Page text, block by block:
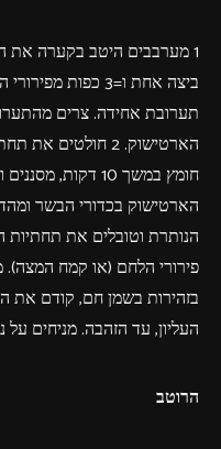
1 מערבבים היטב בקערה את
ביצה אחת ו=3
תערובת אחידה. צרים
הארטישוק. 2
חומץ במשך 10
הנותרת וטובלים את
פירורי הלחם (או קמח
בזהירות בשמן חם, קודם
העליון, עד הזהבה. מניחים על
הרוטב